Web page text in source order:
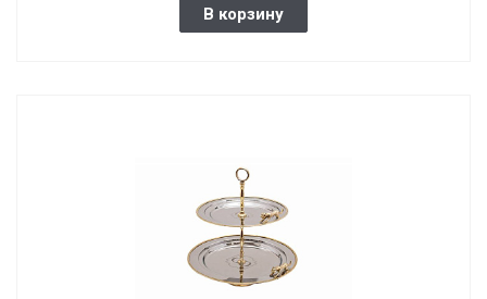
В корзину